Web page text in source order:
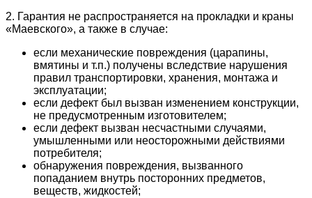
2. Гарантия не распространяется на прокладки и краны
«Маевского», а также в случае:
если механические повреждения (царапины,
вмятины и т.п.) получены вследствие нарушения
правил транспортировки, хранения, монтажа и
эксплуатации;
если дефект был вызван изменением конструкции,
не предусмотренным изготовителем;
если дефект вызван несчастными случаями,
умышленными или неосторожными действиями
потребителя;
обнаружения повреждения, вызванного
попаданием внутрь посторонних предметов,
веществ, жидкостей;